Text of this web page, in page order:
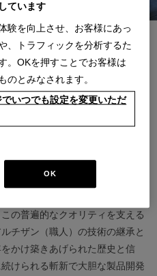
の未来をデザインし続けてきた
ブランドとして知られていま
ッシーナは、教会の木製チェア
内装などを手掛け、技術力を確
社が設立されると、5０年代には
身、その後多くの製品が世界中
されるなど、その完成度とデザ
の普遍的なクオリティを支える
チザン（職人）の技術の継承と
かけ築きあげられた歴史と信
けられる斬新で大胆な製品開発
ています
験を向上させ、お客様にあっ
、トラフィックを分析するた
。OKを押すことでお客様は
のとみなされます。
いつでも設定を変更いただ
OK